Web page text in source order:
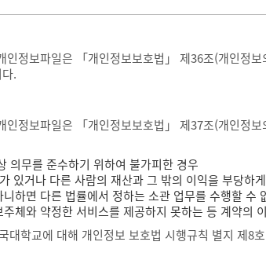
정보파일은 「개인정보보호법」 제36조(개인정
.
인정보파일은 「개인정보보호법」 제37조(개인정
의무를 준수하기 위하여 불가피한 경우
있거나 다른 사람의 재산과 그 밖의 이익을 부당하
하면 다른 법률에서 정하는 소관 업무를 수행할 수
체와 약정한 서비스를 제공하지 못하는 등 계약
학교에 대해 개인정보 보호법 시행규칙 별지 제8